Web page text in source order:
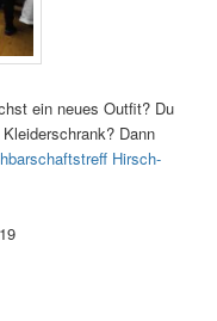
ein neu­es Out­fit? Du
Dann
Hirsch­